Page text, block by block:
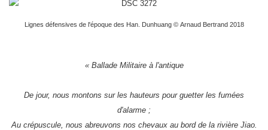
Lignes défensives de l'époque des Han. Dunhuang © Arnaud Bertrand 2018
« Ballade Militaire à l'antique
De jour, nous montons sur les hauteurs pour guetter les fumées
d'alarme ;
Au crépuscule, nous abreuvons nos chevaux au bord de la rivière Jiao.